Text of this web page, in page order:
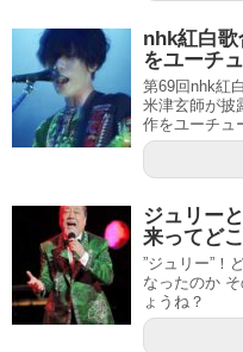
nhk紅白
をユーチ
第69回nhk紅
米津玄師が披
作をユーチュ
ジュリー
来ってど
”ジュリー”！
なったのか
ょうね？